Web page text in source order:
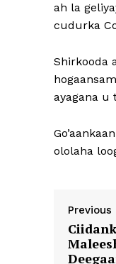
ah la
cudurka
Shirkooda
ayagana u
ololaha